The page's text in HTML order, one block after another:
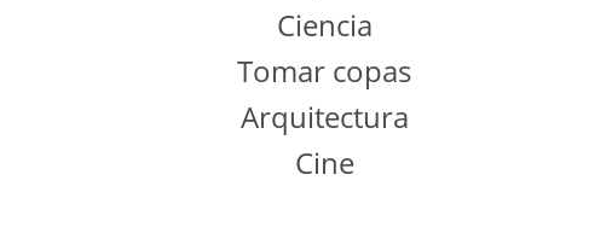
Ciencia
Tomar copas
Arquitectura
Cine